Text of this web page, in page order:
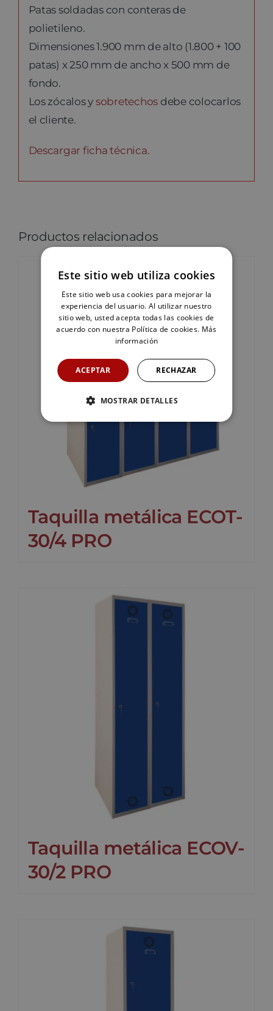
Patas soldadas con conteras de
polietileno.
Dimensiones 1.900 mm de alto (1.800 + 100
patas) x 250 mm de ancho x 500 mm de
fondo.
Los zócalos y sobretechos debe colocarlos
el cliente.
Descargar ficha técnica.
Productos relacionados
Taquilla metálica ECOT-
30/4 PRO
Taquilla metálica ECOV-
30/2 PRO
Este sitio web utiliza cookies
Este sitio web usa cookies para mejorar la
experiencia del usuario. Al utilizar nuestro
sitio web, usted acepta todas las cookies de
acuerdo con nuestra Política de cookies. Más
información
ACEPTAR RECHAZAR
MOSTRAR DETALLES